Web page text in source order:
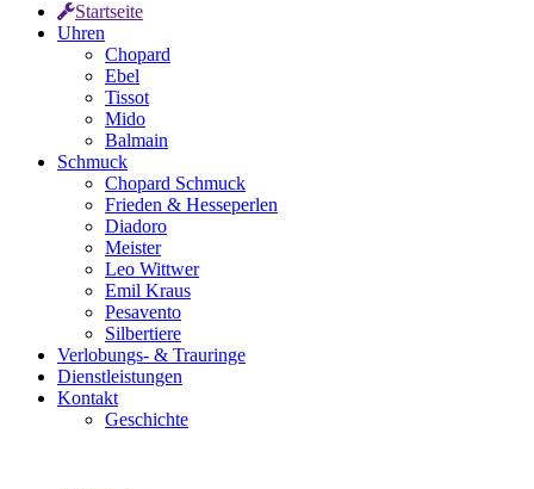
Startseite
Uhren
Chopard
Ebel
Tissot
Mido
Balmain
Schmuck
Chopard Schmuck
Frieden & Hesseperlen
Diadoro
Meister
Leo Wittwer
Emil Kraus
Pesavento
Silbertiere
Verlobungs- & Trauringe
Dienstleistungen
Kontakt
Geschichte